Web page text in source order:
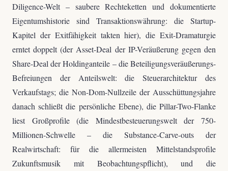
Diligence-Welt – saubere Rechteketten und dokumentierte
Eigentumshistorie sind Transaktionswährung: die Startup-
Kapitel der Exitfähigkeit takten hier), die Exit-Dramaturgie
erntet doppelt (der Asset-Deal der IP-Veräußerung gegen den
Share-Deal der Holdinganteile – die Beteiligungsveräußerungs-
Befreiungen der Anteilswelt: die Steuerarchitektur des
Verkaufstags; die Non-Dom-Nullzeile der Ausschüttungsjahre
danach schließt die persönliche Ebene), die Pillar-Two-Flanke
liest Großprofile (die Mindestbesteuerungswelt der 750-
Millionen-Schwelle – die Substance-Carve-outs der
Realwirtschaft: für die allermeisten Mittelstandsprofile
Zukunftsmusik mit Beobachtungspflicht), und die